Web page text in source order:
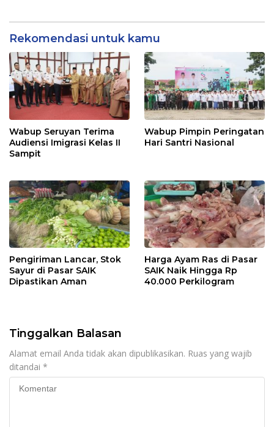
2024
Rekomendasi untuk kamu
Wabup Seruyan Terima
Audiensi Imigrasi Kelas II
Sampit
Wabup Pimpin Peringatan
Hari Santri Nasional
Pengiriman Lancar, Stok
Sayur di Pasar SAIK
Dipastikan Aman
Harga Ayam Ras di Pasar
SAIK Naik Hingga Rp
40.000 Perkilogram
Tinggalkan Balasan
Alamat email Anda tidak akan dipublikasikan. Ruas yang wajib
ditandai *